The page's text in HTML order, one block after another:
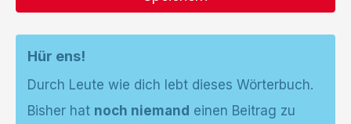
Hür ens!
Durch Leute wie dich lebt dieses Wörterbuch.
Bisher hat noch niemand einen Beitrag zu